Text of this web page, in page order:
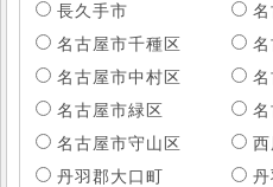
長久手市
名古屋市千種区
名古屋市中村区
名古屋市緑区
名古屋市守山区
丹羽郡大口町